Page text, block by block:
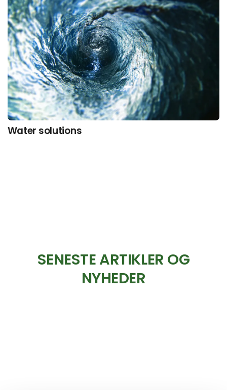
Water solutions
SENESTE ARTIKLER OG
NYHEDER